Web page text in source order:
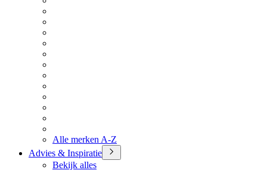
Alle merken A-Z
Advies & Inspiratie
Bekijk alles